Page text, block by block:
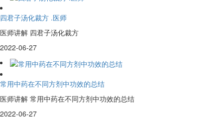
四君子汤化裁方 .医师
医师讲解 四君子汤化裁方
2022-06-27
常用中药在不同方剂中功效的总结
医师讲解 常用中药在不同方剂中功效的总结
2022-06-27